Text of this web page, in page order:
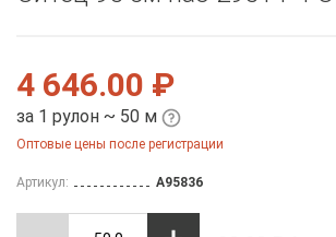
4 646.00 ₽
за 1 рулон ~ 50 м
Оптовые цены после регистрации
Артикул: A95836